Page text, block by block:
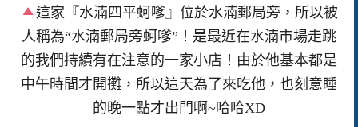
這家『水湳四平蚵嗲』位於水湳郵局旁，所以被
人稱為“水湳郵局旁蚵嗲”！是最近在水湳市場走跳
的我們持續有在注意的一家小店！由於他基本都是
中午時間才開攤，所以這天為了來吃他，也刻意睡
的晚一點才出門啊~哈哈XD